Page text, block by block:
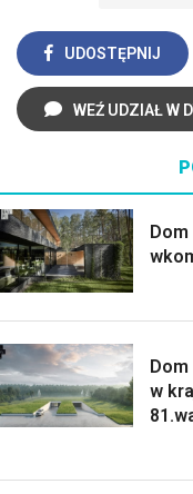
UDOSTĘPNIJ
WEŹ UDZIAŁ W
Dom
w